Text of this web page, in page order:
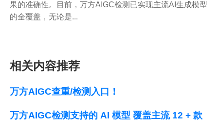
果的准确性。目前，万方AIGC检测已实现主流AI生成模型
的全覆盖，无论是...
相关内容推荐
万方AIGC查重/检测入口！
万方AIGC检测支持的 AI 模型 覆盖主流 12 + 款